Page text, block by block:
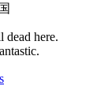
dead here.